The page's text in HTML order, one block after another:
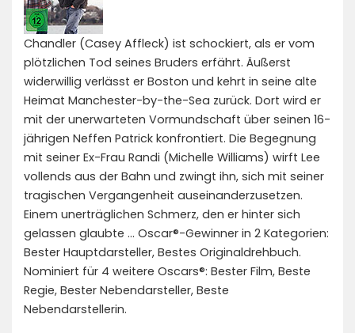
Chandler (Casey Affleck) ist schockiert, als er vom
plötzlichen Tod seines Bruders erfährt. Äußerst
widerwillig verlässt er Boston und kehrt in seine alte
Heimat Manchester-by-the-Sea zurück. Dort wird er
mit der unerwarteten Vormundschaft über seinen 16-
jährigen Neffen Patrick konfrontiert. Die Begegnung
mit seiner Ex-Frau Randi (Michelle Williams) wirft Lee
vollends aus der Bahn und zwingt ihn, sich mit seiner
tragischen Vergangenheit auseinanderzusetzen.
Einem unerträglichen Schmerz, den er hinter sich
gelassen glaubte … Oscar®-Gewinner in 2 Kategorien:
Bester Hauptdarsteller, Bestes Originaldrehbuch.
Nominiert für 4 weitere Oscars®: Bester Film, Beste
Regie, Bester Nebendarsteller, Beste
Nebendarstellerin.